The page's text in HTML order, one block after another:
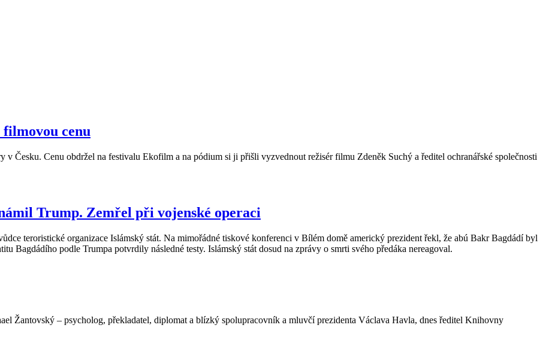
cenu
Česku. Cenu obdržel na festivalu Ekofilm a na pódium si ji přišli vyzvednout režisér filmu Zdeněk Suchý a ředitel ochranářské společnosti
Trump. Zemřel při vojenské operaci
teroristické organizace Islámský stát. Na mimořádné tiskové konferenci v Bílém domě americký prezident řekl, že abú Bakr Bagdádí byl
Bagdádího podle Trumpa potvrdily následné testy. Islámský stát dosud na zprávy o smrti svého předáka nereagoval.
Žantovský – psycholog, překladatel, diplomat a blízký spolupracovník a mluvčí prezidenta Václava Havla, dnes ředitel Knihovny